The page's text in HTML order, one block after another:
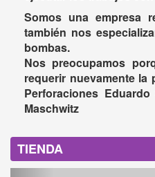
Somos una empresa
también nos
bombas.
Nos preocupamos
requerir nuevamente la
Perforaciones
Maschwitz
TIENDA